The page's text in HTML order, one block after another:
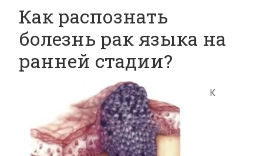
Как распознать
болезнь рак языка на
ранней стадии?
К